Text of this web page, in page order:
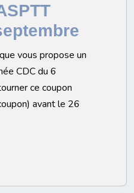
vous propose un
CDC du 6
ce coupon
avant le 26